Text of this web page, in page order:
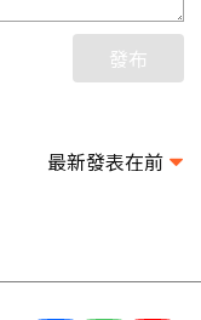
發布
最新發表在前